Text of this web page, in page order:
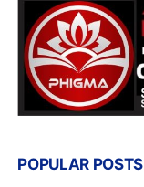
POPULAR POSTS